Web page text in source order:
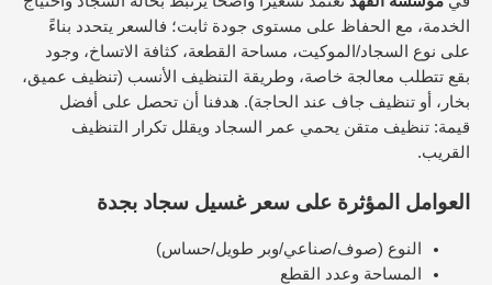
الخدمة، مع الحفاظ على مستوى جودة ثابت؛ فالسعر يتحدد بناءً
على نوع السجاد/الموكيت، مساحة القطعة، كثافة الاتساخ، وجود
بقع تتطلب معالجة خاصة، وطريقة التنظيف الأنسب (تنظيف عميق،
بخار، أو تنظيف جاف عند الحاجة). هدفنا أن تحصل على أفضل
قيمة: تنظيف متقن يحمي عمر السجاد ويقلل تكرار التنظيف
القريب.
العوامل المؤثرة على سعر غسيل سجاد بجدة
النوع (صوف/صناعي/وبر طويل/حساس)
المساحة وعدد القطع